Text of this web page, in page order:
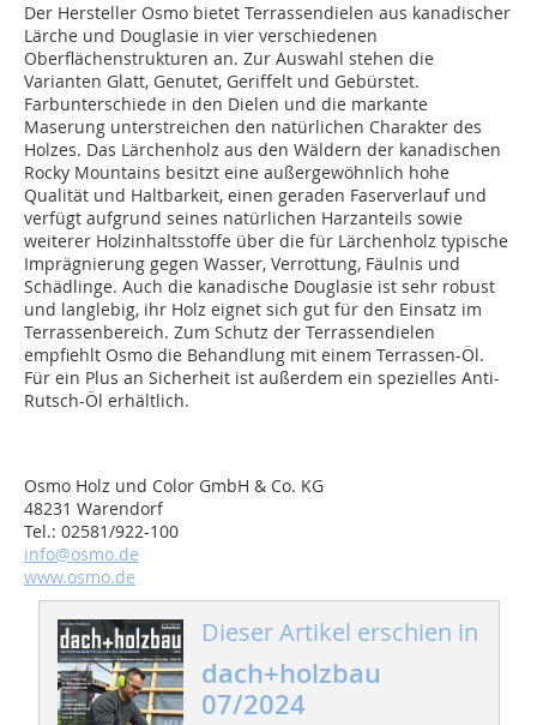
Der Hersteller Osmo bietet Terrassendielen aus kanadischer
Lärche und Douglasie in vier verschiedenen
Oberflächenstrukturen an. Zur Auswahl stehen die
Varianten Glatt, Genutet, Geriffelt und Gebürstet.
Farbunterschiede in den Dielen und die markante
Maserung unterstreichen den natürlichen Charakter des
Holzes. Das Lärchenholz aus den Wäldern der kanadischen
Rocky Mountains besitzt eine außergewöhnlich hohe
Qualität und Haltbarkeit, einen geraden Faserverlauf und
verfügt aufgrund seines natürlichen Harzanteils sowie
weiterer Holzinhaltsstoffe über die für Lärchenholz typische
Imprägnierung gegen Wasser, Verrottung, Fäulnis und
Schädlinge. Auch die kanadische Douglasie ist sehr robust
und langlebig, ihr Holz eignet sich gut für den Einsatz im
Terrassenbereich. Zum Schutz der Terrassendielen
empfiehlt Osmo die Behandlung mit einem Terrassen-Öl.
Für ein Plus an Sicherheit ist außerdem ein spezielles Anti-
Rutsch-Öl erhältlich.
Osmo Holz und Color GmbH & Co. KG
48231 Warendorf
Tel.: 02581/922-100
info@osmo.de
www.osmo.de
Dieser Artikel erschien in
dach+holzbau
07/2024